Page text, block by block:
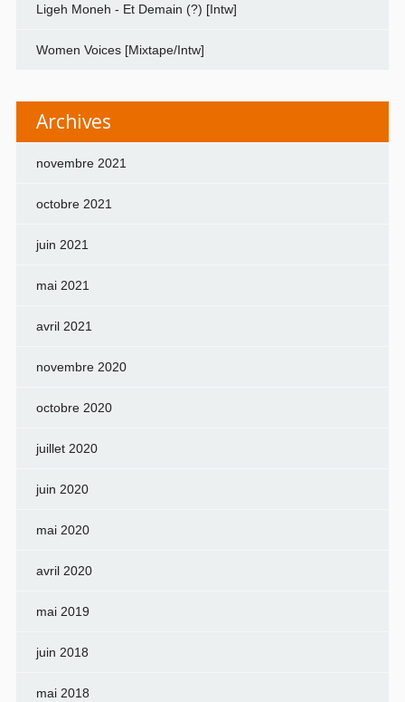
Ligeh Moneh - Et Demain (?) [Intw]
Women Voices [Mixtape/Intw]
Archives
novembre 2021
octobre 2021
juin 2021
mai 2021
avril 2021
novembre 2020
octobre 2020
juillet 2020
juin 2020
mai 2020
avril 2020
mai 2019
juin 2018
mai 2018